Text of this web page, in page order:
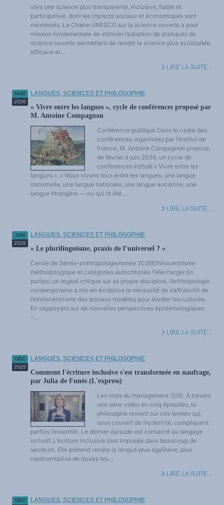
vers une science plus transparente, inclusive, fiable et
participative, dont les impacts sociaux et économiques sont
maximisés. La Chaire UNESCO sur la science ouverte a pour
mission fondamentale de stimuler l’adoption de pratiques de
science ouverte permettant de rendre la science plus accessible,
efficace et...
LIRE LA SUITE...
MAR
2026
LANGUES, SCIENCES ET PHILOSOPHIE
« Vivre entre les langues », cycle de conférences proposé par
M. Antoine Compagnon
Conférence publique Dans le cadre des
conférences organisées par l’Institut de
France, M. Antoine Compagnon propose,
de février à juin 2026, un cycle de
conférences intitulé « Vivre entre les
langues ». « Nous vivons tous entre les langues, une langue
maternelle, une langue nationale, une langue ancienne, une
langue étrangère — ou qui l’a été....
LIRE LA SUITE...
JAN
2026
LANGUES, SCIENCES ET PHILOSOPHIE
« Le plurilinguisme, praxis de l’universel ? »
Cercle de Sémio-anthropologieAnnée 2026Ethnocentrisme
méthodologique et catégories autochtones Télécharger En
portant un regard critique sur sa propre discipline, l’anthropologie
contemporaine a mis en évidence la nécessité de s’affranchir de
l’ethnocentrisme des anciens modèles pour étudier les cultures.
En s’appuyant sur de nouvelles perspectives épistémologiques
–...
LIRE LA SUITE...
DÉC
2025
LANGUES, SCIENCES ET PHILOSOPHIE
Comment l'écriture inclusive s'est transformée en naufrage,
par Julia de Funès (L'express)
Les mots du management (5/5). A travers
une série vidéo en cinq épisodes, la
philosophe revient sur ces termes qui,
sous couvert de modernité, compliquent
parfois l’essentiel. Le dernier épisode est consacré au langage
inclusif. L’écriture inclusive s’est imposée dans beaucoup de
secteurs. Elle prétend rendre la langue plus égalitaire, plus
représentative de toutes les...
LIRE LA SUITE...
DÉC
LANGUES, SCIENCES ET PHILOSOPHIE